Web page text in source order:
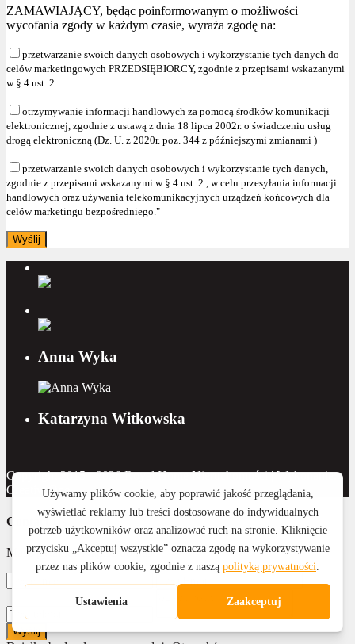
ZAMAWIAJĄCY, będąc poinformowanym o możliwości
wycofania zgody w każdym czasie, wyraża zgodę na:
przetwarzanie swoich danych osobowych i wykorzystanie tych danych do
celów marketingowych PRZEDSIĘBIORCY, zgodnie z przepisami wskazanymi
w § 4 ust. 2
otrzymywanie informacji handlowych za pomocą środków komunikacji
elektronicznej, zgodnie z ustawą z dnia 18 lipca 2002r. o świadczeniu usług
drogą elektroniczną (Dz. U. z 2020r. poz. 344 z późniejszymi zmianami )
przetwarzanie swoich danych osobowych i wykorzystanie tych danych,
zgodnie z przepisami wskazanymi w § 4 ust. 2 , w celu przesyłania informacji
handlowych oraz używania telekomunikacyjnych urządzeń końcowych dla
celów marketingu bezpośredniego."
Anna Wyka
Katarzyna Witkowska
Copyright 2015 - 2026 Royal Home Nieruchomości | Wykonanie:
CreativeOne
Contact Us
Masz pytanie? Napisz do nas
Wyślij